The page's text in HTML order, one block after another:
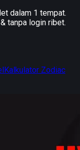
dalam 1 tempat.
tanpa login ribet.
Kalkulator Zodiac